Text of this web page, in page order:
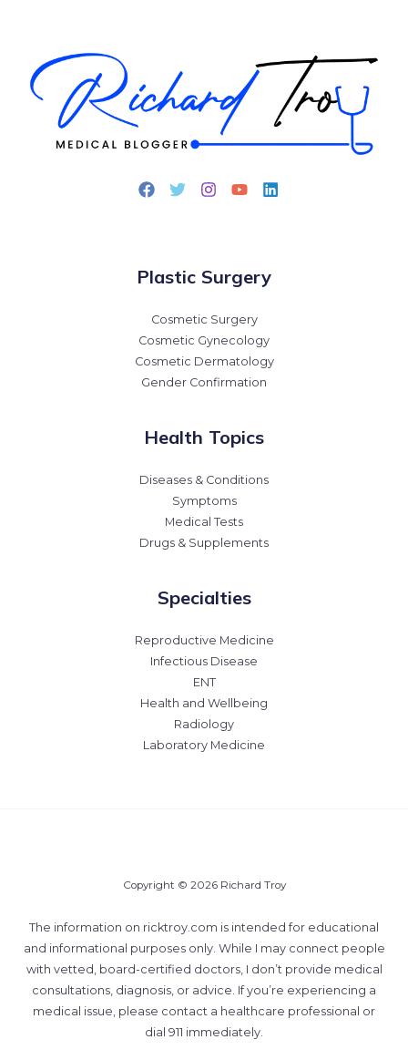
Plastic Surgery
Cosmetic Surgery
Cosmetic Gynecology
Cosmetic Dermatology
Gender Confirmation
Health Topics
Diseases & Conditions
Symptoms
Medical Tests
Drugs & Supplements
Specialties
Reproductive Medicine
Infectious Disease
ENT
Health and Wellbeing
Radiology
Laboratory Medicine
Copyright © 2026 Richard Troy
The information on ricktroy.com is intended for educational
and informational purposes only. While I may connect people
with vetted, board-certified doctors, I don’t provide medical
consultations, diagnosis, or advice. If you’re experiencing a
medical issue, please contact a healthcare professional or
dial 911 immediately.